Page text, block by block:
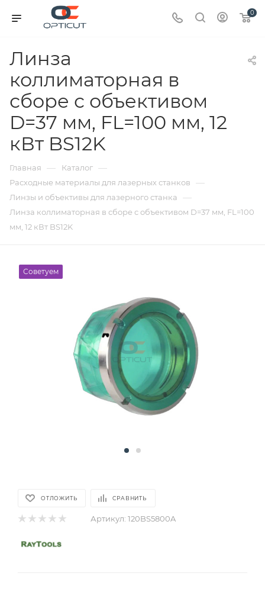
0
Линза
коллиматорная в
сборе с объективом
D=37 мм, FL=100 мм, 12
кВт BS12K
Главная — Каталог —
Расходные материалы для лазерных станков —
Линзы и объективы для лазерного станка —
Линза коллиматорная в сборе с объективом D=37 мм, FL=100
мм, 12 кВт BS12K
Советуем
ОТЛОЖИТЬ СРАВНИТЬ
Артикул: 120BS5800A